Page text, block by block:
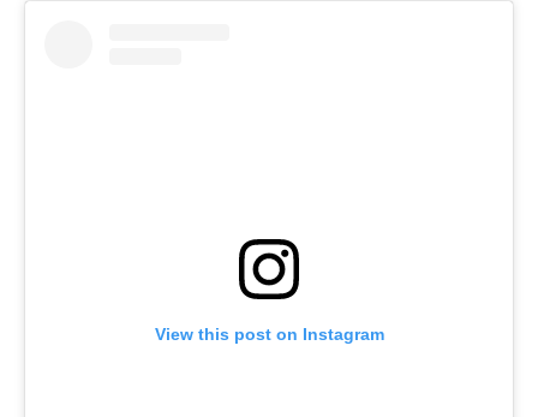
View this post on Instagram